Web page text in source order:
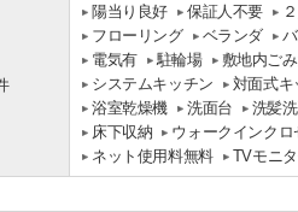
陽当り良好 保証人不要
フローリング
ベランダ
電気有
駐輪場 敷地内ご
システムキッチン
対面式キ
浴室乾燥機
洗面台 洗髪
床下収納
ウォークインクロ
ネット使用料無料
TVモニ